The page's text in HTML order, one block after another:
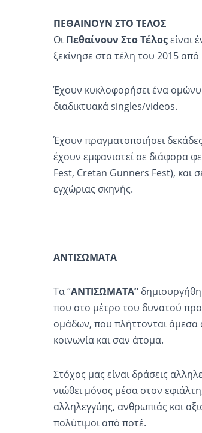
ΠΕΘΑΙΝΟΥΝ ΣΤΟ ΤΕΛΟΣ
ΟιΠεθαίνουν Στο Τέλοςείναι
ξεκίνησε στα τέλη του 2015
Έχουν κυκλοφορήσει ένα
διαδικτυακά singles/videos.
Έχουν πραγματοποιήσει
έχουν εμφανιστεί σε διάφορα
Fest, Cretan Gunners Fest), και
εγχώριας σκηνής.
ΑΝΤΙΣΩΜΑΤΑ
Τα “ΑΝΤΙΣΩΜΑΤΑ”
που στο μέτρο του δυνατού
ομάδων, που πλήττονται
κοινωνία και σαν άτομα.
Στόχος μας είναι δράσεις
νιώθει μόνος μέσα στον
αλληλεγγύης, ανθρωπιάς και
πολύτιμοι από ποτέ.